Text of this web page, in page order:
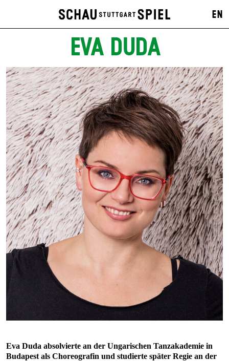
EN
EVA DUDA
Eva Duda absolvierte an der Ungarischen Tanzakademie in
Budapest als Choreografin und studierte später Regie an der